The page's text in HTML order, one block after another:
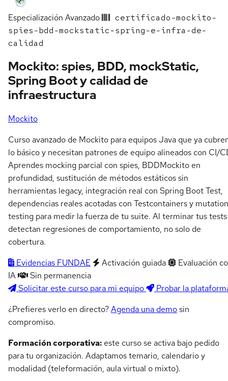
Especialización Avanzado
certificado-mockito-
spies-bdd-mockstatic-spring-e-infra-de-
calidad
Mockito: spies, BDD, mockStatic,
Spring Boot y calidad de
infraestructura
Mockito
Curso avanzado de Mockito para equipos Java que ya
lo básico y necesitan patrones de equipo alineados con CI/
Aprendes mocking parcial con spies, BDDMockito en
profundidad, sustitución de métodos estáticos sin
herramientas legacy, integración real con Spring Boot Test,
dependencias reales acotadas con Testcontainers y mutation
testing para medir la fuerza de tu suite. Al terminar tus tests
detectan regresiones de comportamiento, no solo de
cobertura.
Evidencias FUNDAE
Activación guiada
Evaluación
IA
Sin permanencia
Solicitar este curso para mi equipo
Probar la
¿Prefieres verlo en directo?Agenda una demosin
compromiso.
Formación corporativa: este curso se activa bajo pedido
para tu organización. Adaptamos temario, calendario y
modalidad (teleformación, aula virtual o mixto).